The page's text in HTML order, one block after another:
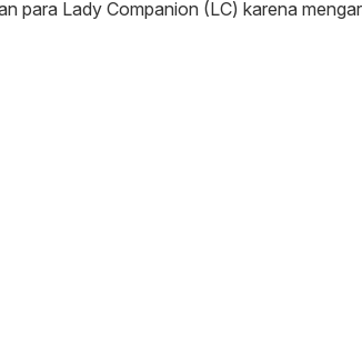
para Lady Companion (LC) karena